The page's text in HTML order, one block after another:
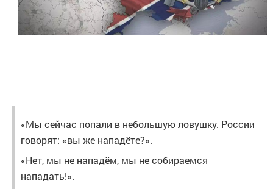
«Мы сейчас попали в небольшую ловушку. России
говорят: «вы же нападёте?».
«Нет, мы не нападём, мы не собираемся
нападать!».